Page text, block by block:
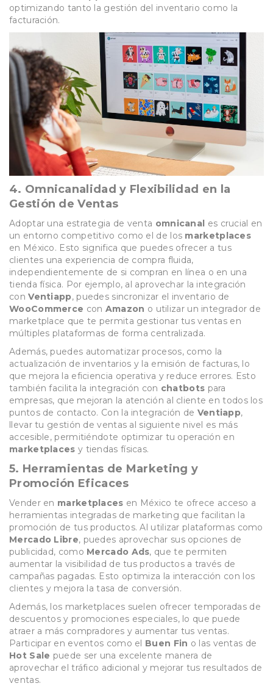
optimizando tanto la gestión del inventario como la
facturación.
4. Omnicanalidad y Flexibilidad en la
Gestión de Ventas
Adoptar una estrategia de venta omnicanal es crucial en
un entorno competitivo como el de los marketplaces
en México. Esto significa que puedes ofrecer a tus
clientes una experiencia de compra fluida,
independientemente de si compran en línea o en una
tienda física. Por ejemplo, al aprovechar la integración
conVentiapp, puedes sincronizar el inventario de
WooCommerce con Amazon o utilizar un integrador de
marketplace que te permita gestionar tus ventas en
múltiples plataformas de forma centralizada.
Además, puedes automatizar procesos, como la
actualización de inventarios y la emisión de facturas, lo
que mejora la eficiencia operativa y reduce errores. Esto
también facilita la integración con chatbots para
empresas, que mejoran la atención al cliente en todos los
puntos de contacto. Con la integración de Ventiapp,
llevar tu gestión de ventas al siguiente nivel es más
accesible, permitiéndote optimizar tu operación en
marketplaces y tiendas físicas.
5. Herramientas de Marketing y
Promoción Eficaces
Vender en marketplaces en México te ofrece acceso a
herramientas integradas de marketing que facilitan la
promoción de tus productos. Al utilizar plataformas como
Mercado Libre, puedes aprovechar sus opciones de
publicidad, como Mercado Ads, que te permiten
aumentar la visibilidad de tus productos a través de
campañas pagadas. Esto optimiza la interacción con los
clientes y mejora la tasa de conversión.
Además, los marketplaces suelen ofrecer temporadas de
descuentos y promociones especiales, lo que puede
atraer a más compradores y aumentar tus ventas.
Participar en eventos como el Buen Fin o las ventas de
Hot Sale puede ser una excelente manera de
aprovechar el tráfico adicional y mejorar tus resultados de
ventas.